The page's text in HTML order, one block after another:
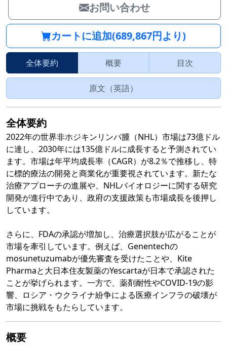
お問い合わせ
カートに追加(689,867円より)
全体要約 概要 目次
原文（英語）
全体要約
2022年の世界非ホジキンリンパ腫（NHL）市場は73億ドル
に達し、2030年には135億ドルに成長すると予測されてい
ます。市場は年平均成長率（CAGR）が8.2％で推移し、特
に標的療法の開発と商業化が重要視されています。新たな
治療アプローチの進展や、NHLバイオロジーに関する研究
開発が進行中であり、政府の支援政策も市場成長を後押し
しています。
さらに、FDAの承認が増加し、治療選択肢が広がることが
市場を牽引しています。例えば、Genentechの
mosunetuzumabが優先審査を受けたことや、Kite
Pharmaと大日本住友製薬のYescartaが日本で承認された
ことが挙げられます。一方で、薬剤耐性やCOVID-19の影
響、ロシア・ウクライナ紛争による医療インフラの破壊が
市場に挑戦をもたらしています。
概要